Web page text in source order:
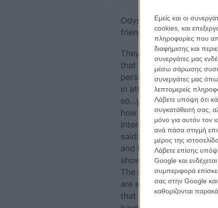
Εμείς και οι
cookies, και
πληροφορίες που
διαφήμισης και
συνεργάτες μας
μέσω σάρωσης
συνεργάτες μας
λεπτομερείς
Λάβετε υπόψη ότι
συγκατάθεσή σας,
μόνο για αυτόν τον
ανά πάσα στιγμή
μέρος της
Λάβετε επίσης
Google και
συμπεριφορά
σας στην Google
καθορίζονται